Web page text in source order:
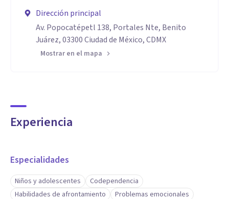
Dirección principal
Av. Popocatépetl 138, Portales Nte, Benito
Juárez, 03300 Ciudad de México, CDMX
Mostrar en el mapa
Experiencia
Especialidades
Niños y adolescentes
Codependencia
Habilidades de afrontamiento
Problemas emocionales